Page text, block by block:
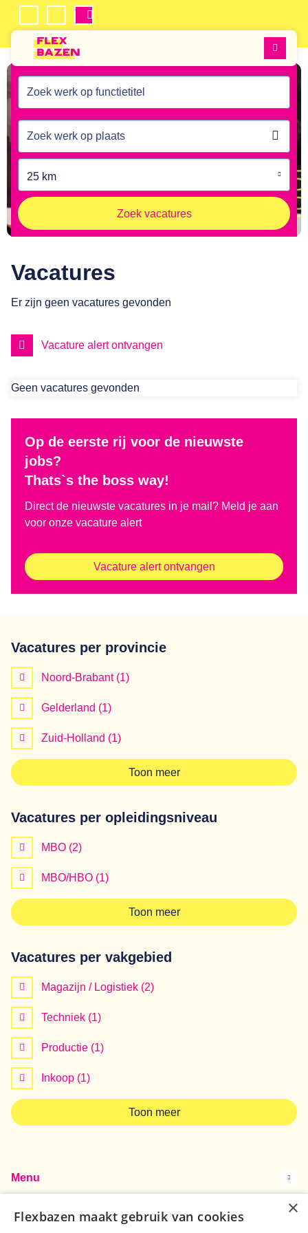
FlexbazenFavorieten
25 km
Zoek vacatures
Vacatures
Er zijn geen vacatures gevonden
Vacature alert ontvangen
Geen vacatures gevonden
Op de eerste rij voor de nieuwste
jobs?
Thats`s the boss way!
Direct de nieuwste vacatures in je mail? Meld je aan
voor onze vacature alert
Vacature alert ontvangen
Vacatures per provincie
Noord-Brabant (1)
Gelderland (1)
Zuid-Holland (1)
Toon meer
Vacatures per opleidingsniveau
MBO (2)
MBO/HBO (1)
Toon meer
Vacatures per vakgebied
Magazijn / Logistiek (2)
Techniek (1)
Productie (1)
Inkoop (1)
Toon meer
Menu
×
Flexbazen maakt gebruik van cookies